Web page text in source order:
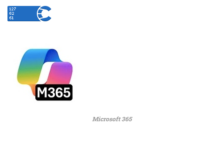
Microsoft 365